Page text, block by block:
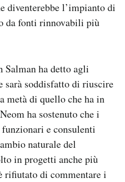
diventerebbe l’impianto di
da fonti rinnovabili più
Salman ha detto agli
sarà soddisfatto di riuscire
metà di quello che ha in
ha sostenuto che i
e consulenti
naturale del
in progetti anche più
rifiutato di commentare i